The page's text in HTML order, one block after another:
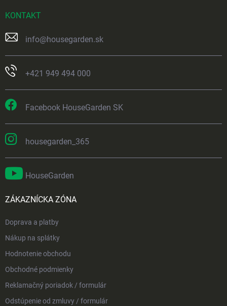
KONTAKT
info@housegarden.sk
+421 949 494 000
Facebook HouseGarden SK
housegarden_365
HouseGarden
ZÁKAZNÍCKA ZÓNA
Doprava a platby
Nákup na splátky
Hodnotenie obchodu
Obchodné podmienky
Reklamačný poriadok / formulár
Odstúpenie od zmluvy / formulár